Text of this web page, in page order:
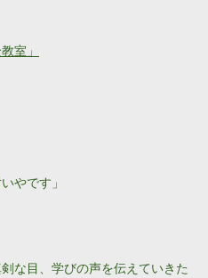
室」
やです」
な目、学びの声を伝えていきた